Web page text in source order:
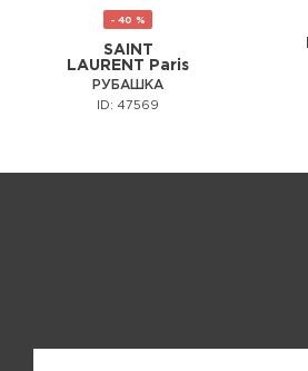
- 40 %
SAINT
LAURENT Paris
РУБАШКА
ID: 47569